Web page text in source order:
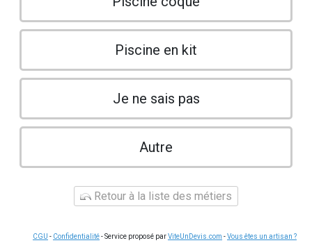
Piscine en kit
Je ne sais pas
Autre
Retour à la liste des métiers
CGU - Confidentialité- Service proposé parViteUnDevis.com -Vous êtes un artisan ?